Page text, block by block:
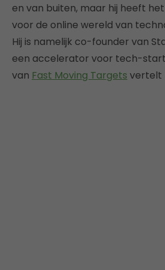
en van buiten, maar hij heeft
voor de online wereld van
Hij is namelijk co-founder van
een accelerator voor tech-
van Fast Moving Targets vertelt